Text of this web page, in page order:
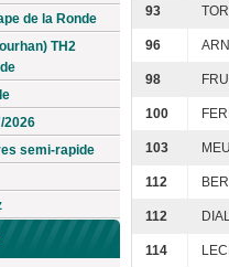
de la Ronde
TH2
2026
semi-rapide
93
96
98
100
103
112
112
114